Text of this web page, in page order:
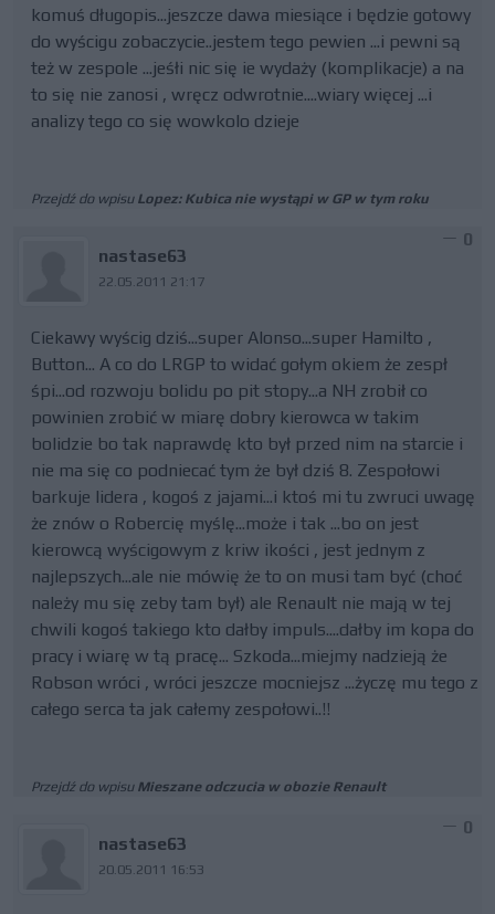
komuś długopis...jeszcze dawa miesiące i będzie gotowy
do wyścigu zobaczycie..jestem tego pewien ...i pewni są
też w zespole ...jeśłi nic się ie wydaży (komplikacje) a na
to się nie zanosi , wręcz odwrotnie....wiary więcej ...i
analizy tego co się wowkolo dzieje
Przejdź do wpisu Lopez: Kubica nie wystąpi w GP w tym roku
nastase63
22.05.2011 21:17
0
Ciekawy wyścig dziś...super Alonso...super Hamilto ,
Button... A co do LRGP to widać gołym okiem że zespł
śpi...od rozwoju bolidu po pit stopy...a NH zrobił co
powinien zrobić w miarę dobry kierowca w takim
bolidzie bo tak naprawdę kto był przed nim na starcie i
nie ma się co podniecać tym że był dziś 8. Zespołowi
barkuje lidera , kogoś z jajami...i ktoś mi tu zwruci uwagę
że znów o Robercię myślę...może i tak ...bo on jest
kierowcą wyścigowym z kriw ikości , jest jednym z
najlepszych...ale nie mówię że to on musi tam być (choć
należy mu się zeby tam był) ale Renault nie mają w tej
chwili kogoś takiego kto dałby impuls....dałby im kopa do
pracy i wiarę w tą pracę... Szkoda...miejmy nadzieją że
Robson wróci , wróci jeszcze mocniejsz ...życzę mu tego z
całego serca ta jak całemy zespołowi..!!
Przejdź do wpisu Mieszane odczucia w obozie Renault
nastase63
20.05.2011 16:53
0